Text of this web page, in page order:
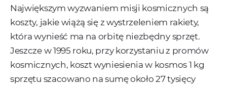
Największym wyzwaniem misji kosmicznych są
koszty, jakie wiążą się z wystrzeleniem rakiety,
która wynieść ma na orbitę niezbędny sprzęt.
Jeszcze w 1995 roku, przy korzystaniu z promów
kosmicznych, koszt wyniesienia w kosmos 1 kg
sprzętu szacowano na sumę około 27 tysięcy